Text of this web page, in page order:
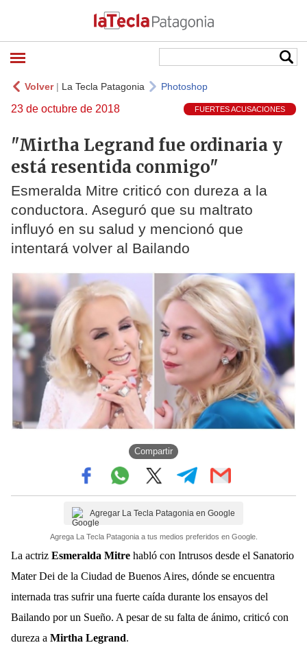
Volver| La Tecla Patagonia Photoshop
23 de octubre de 2018 FUERTES ACUSACIONES
"Mirtha Legrand fue ordinaria y
está resentida conmigo"
Esmeralda Mitre criticó con dureza a la
conductora. Aseguró que su maltrato
influyó en su salud y mencionó que
intentará volver al Bailando
Compartir
Agregar La Tecla Patagonia en Google
Agrega La Tecla Patagonia a tus medios preferidos en Google.
La actriz Esmeralda Mitre habló con Intrusos desde el Sanatorio
Mater Dei de la Ciudad de Buenos Aires, dónde se encuentra
internada tras sufrir una fuerte caída durante los ensayos del
Bailando por un Sueño. A pesar de su falta de ánimo, criticó con
dureza a Mirtha Legrand.